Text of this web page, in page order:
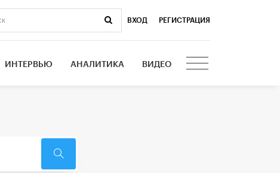
ВХОД РЕГИСТРАЦИЯ
ИНТЕРВЬЮ АНАЛИТИКА ВИДЕО